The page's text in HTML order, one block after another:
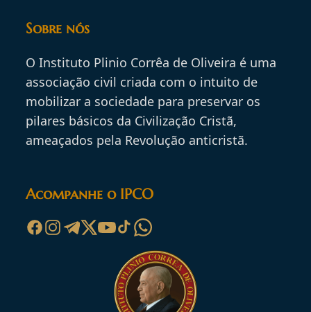
Sobre nós
O Instituto Plinio Corrêa de Oliveira é uma
associação civil criada com o intuito de
mobilizar a sociedade para preservar os
pilares básicos da Civilização Cristã,
ameaçados pela Revolução anticristã.
Acompanhe o IPCO